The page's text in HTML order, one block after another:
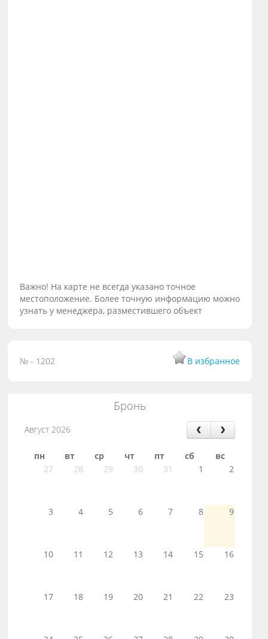
Важно! На карте не всегда указано точное
местоположение. Более точную информацию можно
узнать у менеджера, разместившего объект
№ - 1202 В избранное
Бронь
Август 2026
пн вт ср чт пт сб
вс
27
28 29 30 31 1 2
3 4 5 6 7 8 9
10 11 12 13 14 15 16
17 18 19 20 21 22 23